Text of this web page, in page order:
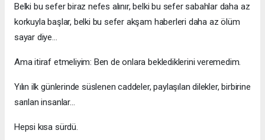
Belki bu sefer biraz nefes alınır, belki bu sefer sabahlar daha az
korkuyla başlar, belki bu sefer akşam haberleri daha az ölüm
sayar diye…
Ama itiraf etmeliyim: Ben de onlara beklediklerini veremedim.
Yılın ilk günlerinde süslenen caddeler, paylaşılan dilekler, birbirine
sarılan insanlar…
Hepsi kısa sürdü.